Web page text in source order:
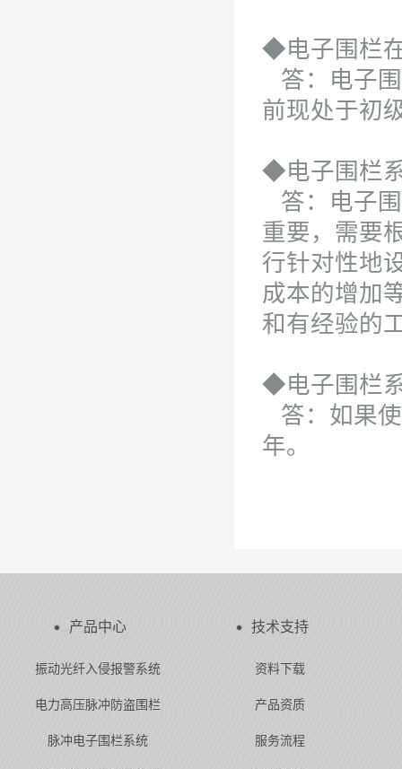
◆电子围栏
答：电子
前现处于初
◆电子围栏
答：电子
重要，需要
行针对性地
成本的增加
和有经验的
◆电子围栏
答：如果
年。
产品中心
振动光纤入侵报警系统
电力高压脉冲防盗围栏
脉冲电子围栏系统
技术支持
资料下载
产品资质
服务流程